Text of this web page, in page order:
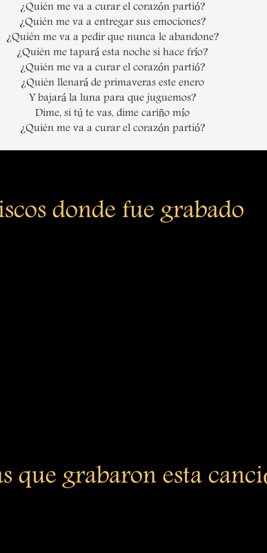
¿Quién me va a curar el corazón partió?
¿Quién me va a entregar sus emociones?
¿Quién me va a pedir que nunca le abandone?
¿Quién me tapará esta noche si hace frío?
¿Quién me va a curar el corazón partió?
¿Quién llenará de primaveras este enero
Y bajará la luna para que juguemos?
Dime, si tú te vas, dime cariño mío
¿Quién me va a curar el corazón partió?
donde fue grabado
que grabaron esta